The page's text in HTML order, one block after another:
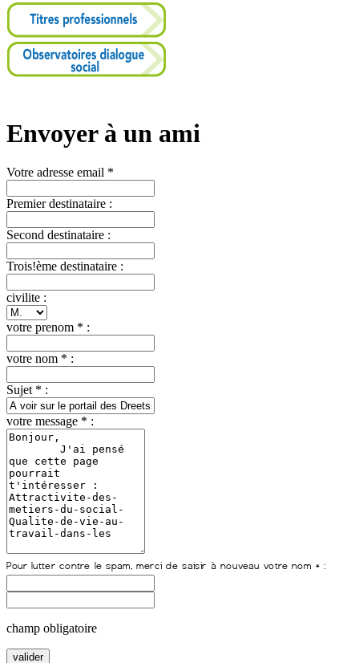
Envoyer à un ami
Votre adresse email *
Premier destinataire :
Second destinataire :
Trois!ème destinataire :
civilite :
votre prenom * :
votre nom * :
Sujet * :
votre message * :
champ obligatoire